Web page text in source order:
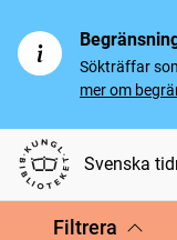
Sökträffar
mer om
Svenska
Filtrera